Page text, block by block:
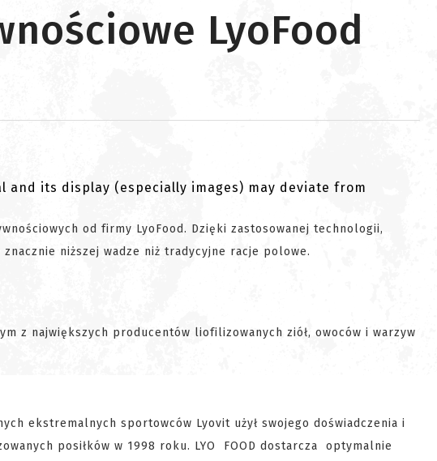
LyoFood
its display (especially images) may deviate from
od firmy LyoFood. Dzięki zastosowanej technologii,
niższej wadze niż tradycyjne racje polowe.
z największych producentów liofilizowanych ziół, owoców i warzyw
ekstremalnych sportowców Lyovit użył swojego doświadczenia i
posiłków w 1998 roku. LYO FOOD dostarcza optymalnie